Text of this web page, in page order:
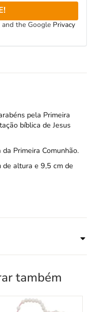
the Google Privacy
pela Primeira
bíblica de Jesus
Primeira Comunhão.
de altura e 9,5 cm de
também